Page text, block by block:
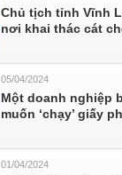
Chủ tịch tỉnh Vĩnh
nơi khai thác cát
05/04/2024
Một doanh nghiệp
muốn ‘chạy’ giấy
01/04/2024